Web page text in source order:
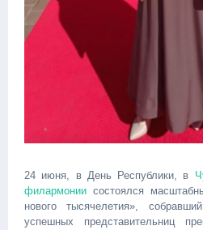
24 июня, в День Республики, в
филармонии состоялся
нового тысячелетия»,
успешных представительниц